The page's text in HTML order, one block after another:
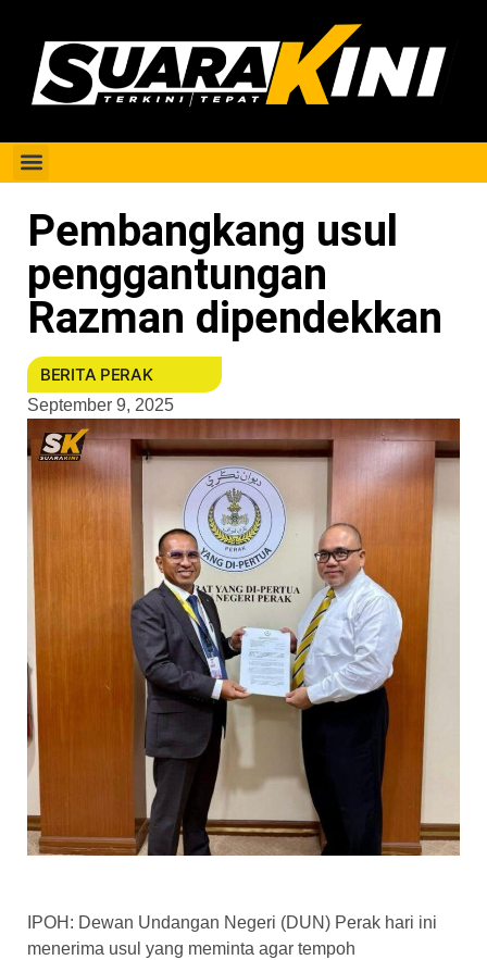
Pembangkang usul
penggantungan
Razman dipendekkan
BERITA PERAK
September 9, 2025
IPOH: Dewan Undangan Negeri (DUN) Perak hari ini
menerima usul yang meminta agar tempoh